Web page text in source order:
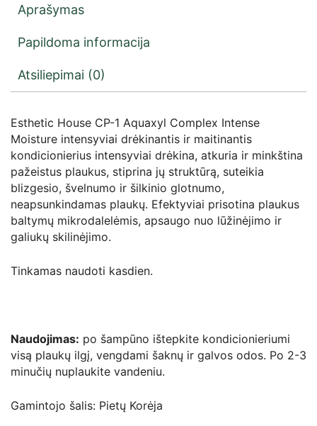
Aprašymas
Papildoma informacija
Atsiliepimai (0)
Esthetic House CP-1 Aquaxyl Complex Intense
Moisture intensyviai drėkinantis ir maitinantis
kondicionierius intensyviai drėkina, atkuria ir minkština
pažeistus plaukus, stiprina jų struktūrą, suteikia
blizgesio, švelnumo ir šilkinio glotnumo,
neapsunkindamas plaukų. Efektyviai prisotina plaukus
baltymų mikrodalelėmis, apsaugo nuo lūžinėjimo ir
galiukų skilinėjimo.
Tinkamas naudoti kasdien.
Naudojimas: po šampūno ištepkite kondicionieriumi
visą plaukų ilgį, vengdami šaknų ir galvos odos. Po 2-3
minučių nuplaukite vandeniu.
Gamintojo šalis: Pietų Korėja